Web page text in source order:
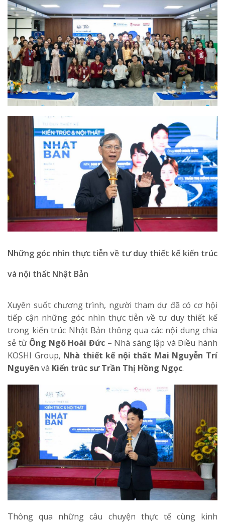
Những góc nhìn thực tiễn về tư duy thiết kế kiến trúc
và nội thất Nhật Bản
Xuyên suốt chương trình, người tham dự đã có cơ hội
tiếp cận những góc nhìn thực tiễn về tư duy thiết kế
trong kiến trúc Nhật Bản thông qua các nội dung chia
sẻ từ Ông Ngô Hoài Đức– Nhà sáng lập và Điều hành
KOSHI Group, Nhà thiết kế nội thất Mai Nguyễn Trí
Nguyên và Kiến trúc sư Trần Thị Hồng Ngọc.
Thông qua những câu chuyện thực tế cùng kinh